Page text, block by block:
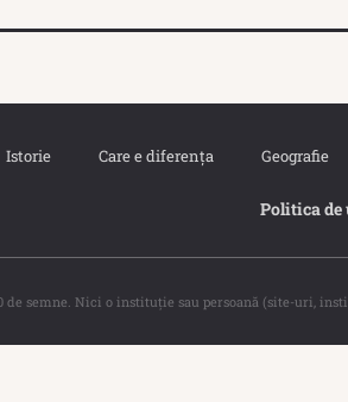
Istorie Care e diferența Geografie
Politica
de semne. Nici o instituţie sau persoană (site-uri,